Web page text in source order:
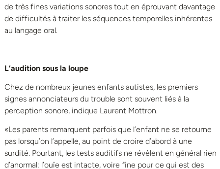
de très fines variations sonores tout en éprouvant davantage
de difficultés à traiter les séquences temporelles inhérentes
au langage oral.
L’audition sous la loupe
Chez de nombreux jeunes enfants autistes, les premiers
signes annonciateurs du trouble sont souvent liés à la
perception sonore, indique Laurent Mottron.
«Les parents remarquent parfois que l’enfant ne se retourne
pas lorsqu’on l’appelle, au point de croire d’abord à une
surdité. Pourtant, les tests auditifs ne révèlent en général rien
d’anormal: l’ouïe est intacte, voire fine pour ce qui est des